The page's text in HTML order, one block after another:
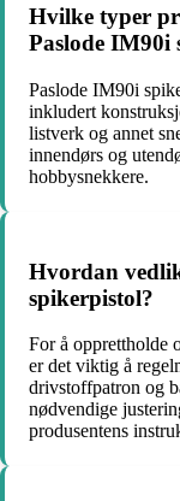
Hvilke typer
Paslode IM90i
Paslode IM90i
inkludert
listverk og annet
innendørs og
hobbysnekkere.
Hvordan
spikerpistol?
For å opprettholde
er det viktig å
drivstoffpatron og
nødvendige
produsentens